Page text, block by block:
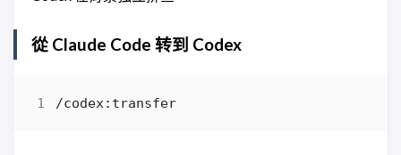
從 Claude Code 转到 Codex